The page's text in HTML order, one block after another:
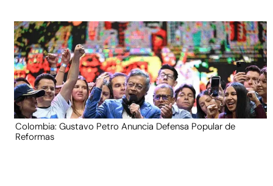
Colombia: Gustavo Petro Anuncia Defensa Popular de
Reformas